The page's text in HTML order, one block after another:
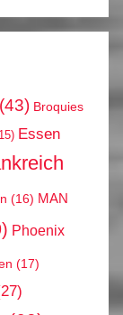
(43) Broquies
Essen
(16) MAN
Phoenix
(17)